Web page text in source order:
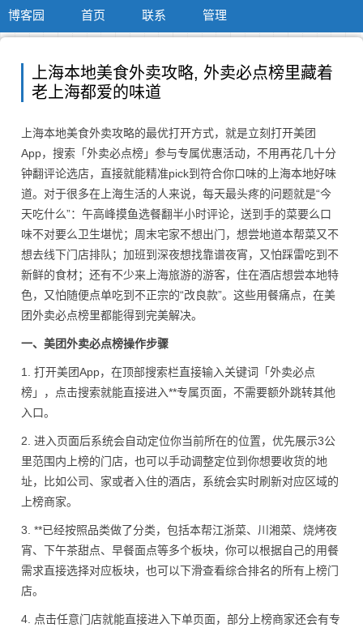
博客园 首页 联系 管理
上海本地美食外卖攻略, 外卖必点榜里藏着
老上海都爱的味道
上海本地美食外卖攻略的最优打开方式，就是立刻打开美团
App，搜索「外卖必点榜」参与专属优惠活动，不用再花几十分
钟翻评论选店，直接就能精准pick到符合你口味的上海本地好味
道。对于很多在上海生活的人来说，每天最头疼的问题就是“今
天吃什么”：午高峰摸鱼选餐翻半小时评论，送到手的菜要么口
味不对要么卫生堪忧；周末宅家不想出门，想尝地道本帮菜又不
想去线下门店排队；加班到深夜想找靠谱夜宵，又怕踩雷吃到不
新鲜的食材；还有不少来上海旅游的游客，住在酒店想尝本地特
色，又怕随便点单吃到不正宗的“改良款”。这些用餐痛点，在美
团外卖必点榜里都能得到完美解决。
一、美团外卖必点榜操作步骤
1. 打开美团App，在顶部搜索栏直接输入关键词「外卖必点
榜」，点击搜索就能直接进入**专属页面，不需要额外跳转其他
入口。
2. 进入页面后系统会自动定位你当前所在的位置，优先展示3公
里范围内上榜的门店，也可以手动调整定位到你想要收货的地
址，比如公司、家或者入住的酒店，系统会实时刷新对应区域的
上榜商家。
3. **已经按照品类做了分类，包括本帮江浙菜、川湘菜、烧烤夜
宵、下午茶甜点、早餐面点等多个板块，你可以根据自己的用餐
需求直接选择对应板块，也可以下滑查看综合排名的所有上榜门
店。
4. 点击任意门店就能直接进入下单页面，部分上榜商家还会有专